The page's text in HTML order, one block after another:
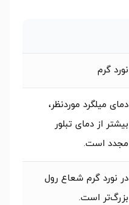
نورد گرم
دمای میلگرد موردنظر،
بیشتر از دمای تبلور
مجدد است.
در نورد گرم شعاع رول
بزرگ‌تر است.